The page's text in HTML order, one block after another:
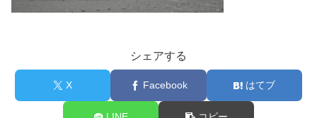
シェアする
X Facebook はてブ